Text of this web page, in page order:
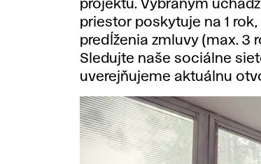
projektu. Vybraným
priestor poskytuje na 1
predĺženia zmluvy (max. 3
Sledujte naše sociálne
uverejňujeme aktuálnu